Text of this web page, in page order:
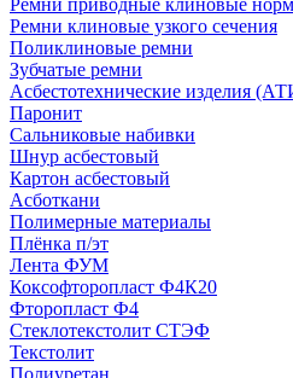
Ремни приводные клиновые
Ремни клиновые узкого сечения
Поликлиновые ремни
Зубчатые ремни
Асбестотехнические изделия
Паронит
Сальниковые набивки
Шнур асбестовый
Картон асбестовый
Асботкани
Полимерные материалы
Плёнка п/эт
Лента ФУМ
Коксофторопласт Ф4К20
Фторопласт Ф4
Стеклотекстолит СТЭФ
Текстолит
Полиуретан